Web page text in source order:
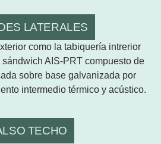
LATERALES
como la tabiquería intrerior
AIS-PRT compuesto de
sobre base galvanizada por
intermedio térmico y acústico.
TECHO